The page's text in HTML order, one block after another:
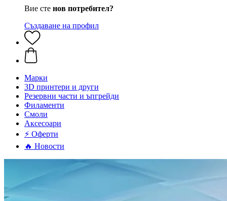
Вие сте нов потребител?
Създаване на профил
Mарки
3D принтери и други
Резервни части и ъпгрейди
Филаменти
Смоли
Аксесоари
⚡ Оферти
🔥 Новости